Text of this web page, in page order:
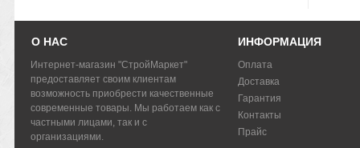
О НАС
Интернет-магазин "СтройМаркет"
предоставляет своим клиентам
возможность приобрести качественные
современные товары. Мы работаем как с
частными лицами, так и с
организациями.
ИНФОРМАЦИЯ
Оплата
Доставка
Гарантия
Контакты
Прайс